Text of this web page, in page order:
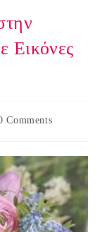
Εικόνες
Comments